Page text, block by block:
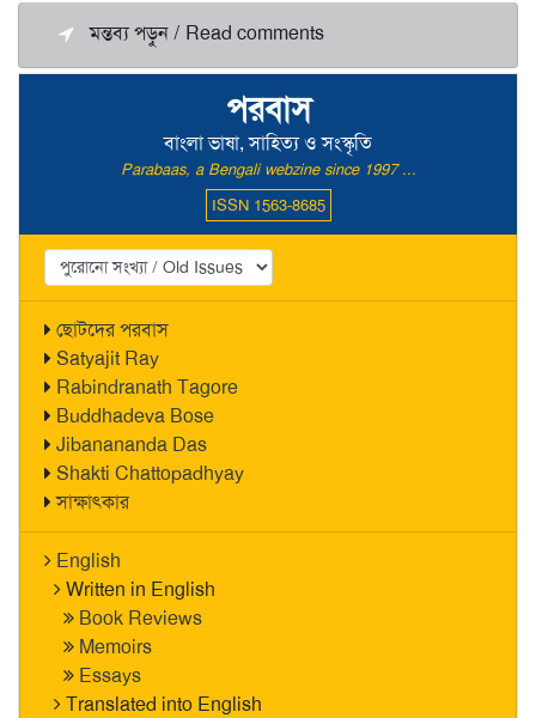
পরবাস
বাংলা ভাষা, সাহিত্য ও সংস্কৃতি
Parabaas, a Bengali webzine since 1997 ...
ISSN 1563-8685
ছোটদের পরবাস
Satyajit Ray
Rabindranath Tagore
Buddhadeva Bose
Jibanananda Das
Shakti Chattopadhyay
সাক্ষাৎকার
English
Written in English
Book Reviews
Memoirs
Essays
Translated into English
মন্তব্য পড়ুন / Read comments